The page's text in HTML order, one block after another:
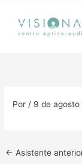
contenido
Por/ 9 de agosto
← Asistente